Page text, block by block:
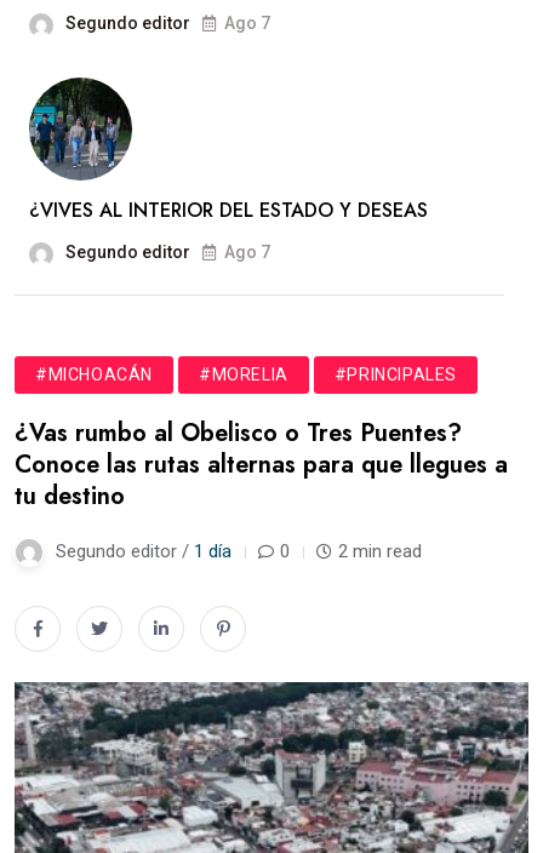
Segundo editor Ago 7
¿VIVES AL INTERIOR DEL ESTADO Y DESEAS
Segundo editor Ago 7
#MICHOACÁN #MORELIA #PRINCIPALES
¿Vas rumbo al Obelisco o Tres Puentes?
Conoce las rutas alternas para que llegues a
tu destino
Segundo editor / 1 día 0 2 min read